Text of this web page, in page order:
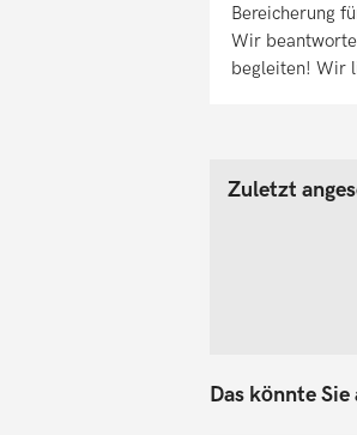
Bereicherung
Wir
begleiten! Wir
Zuletzt
Das könnte